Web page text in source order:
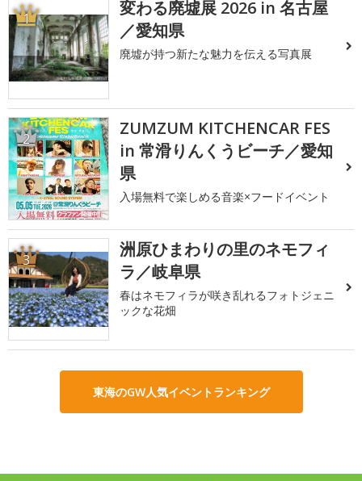
1
変わる廃墟展 2026 in 名古屋
／愛知県
廃墟が持つ新たな魅力を伝える写真展
2
ZUMZUM KITCHENCAR FES
in 常滑りんくうビーチ／愛知
県
入場無料で楽しめる音楽×フードイベント
3
洲原ひまわりの里のネモフィ
ラ／岐阜県
春はネモフィラが咲き乱れるフォトジェニ
ックな花畑
東海のGW人気イベントランキング